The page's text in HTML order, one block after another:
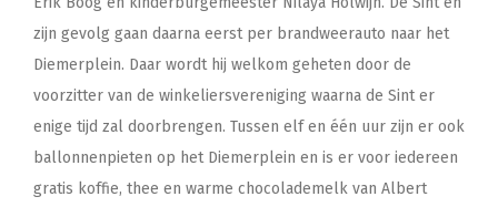
zijn gevolg gaan daarna eerst per brandweerauto naar het
Diemerplein. Daar wordt hij welkom geheten door de
voorzitter van de winkeliersvereniging waarna de Sint er
enige tijd zal doorbrengen. Tussen elf en één uur zijn er ook
ballonnenpieten op het Diemerplein en is er voor iedereen
gratis koffie, thee en warme chocolademelk van Albert